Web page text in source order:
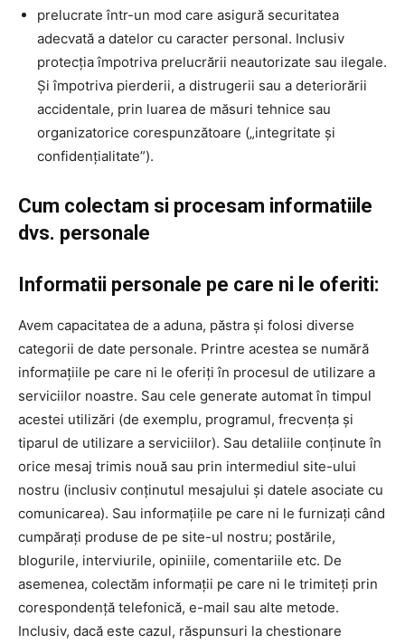
prelucrate într-un mod care asigură securitatea
adecvată a datelor cu caracter personal. Inclusiv
protecția împotriva prelucrării neautorizate sau ilegale.
Și împotriva pierderii, a distrugerii sau a deteriorării
accidentale, prin luarea de măsuri tehnice sau
organizatorice corespunzătoare („integritate și
confidențialitate”).
Cum colectam si procesam informatiile
dvs. personale
Informatii personale pe care ni le oferiti:
Avem capacitatea de a aduna, păstra și folosi diverse
categorii de date personale. Printre acestea se numără
informațiile pe care ni le oferiți în procesul de utilizare a
serviciilor noastre. Sau cele generate automat în timpul
acestei utilizări (de exemplu, programul, frecvența și
tiparul de utilizare a serviciilor). Sau detaliile conținute în
orice mesaj trimis nouă sau prin intermediul site-ului
nostru (inclusiv conținutul mesajului și datele asociate cu
comunicarea). Sau informațiile pe care ni le furnizați când
cumpărați produse de pe site-ul nostru; postările,
blogurile, interviurile, opiniile, comentariile etc. De
asemenea, colectăm informații pe care ni le trimiteți prin
corespondență telefonică, e-mail sau alte metode.
Inclusiv, dacă este cazul, răspunsuri la chestionare